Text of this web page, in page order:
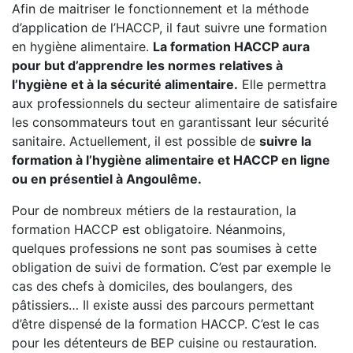
Afin de maitriser le fonctionnement et la méthode
d’application de l’HACCP, il faut suivre une formation
en hygiène alimentaire. La formation HACCP aura
pour but d’apprendre les normes relatives à
l’hygiène et à la sécurité alimentaire. Elle permettra
aux professionnels du secteur alimentaire de satisfaire
les consommateurs tout en garantissant leur sécurité
sanitaire. Actuellement, il est possible de suivre la
formation à l’hygiène alimentaire et HACCP en ligne
ou en présentiel à Angoulême.
Pour de nombreux métiers de la restauration, la
formation HACCP est obligatoire. Néanmoins,
quelques professions ne sont pas soumises à cette
obligation de suivi de formation. C’est par exemple le
cas des chefs à domiciles, des boulangers, des
pâtissiers… Il existe aussi des parcours permettant
d’être dispensé de la formation HACCP. C’est le cas
pour les détenteurs de BEP cuisine ou restauration.